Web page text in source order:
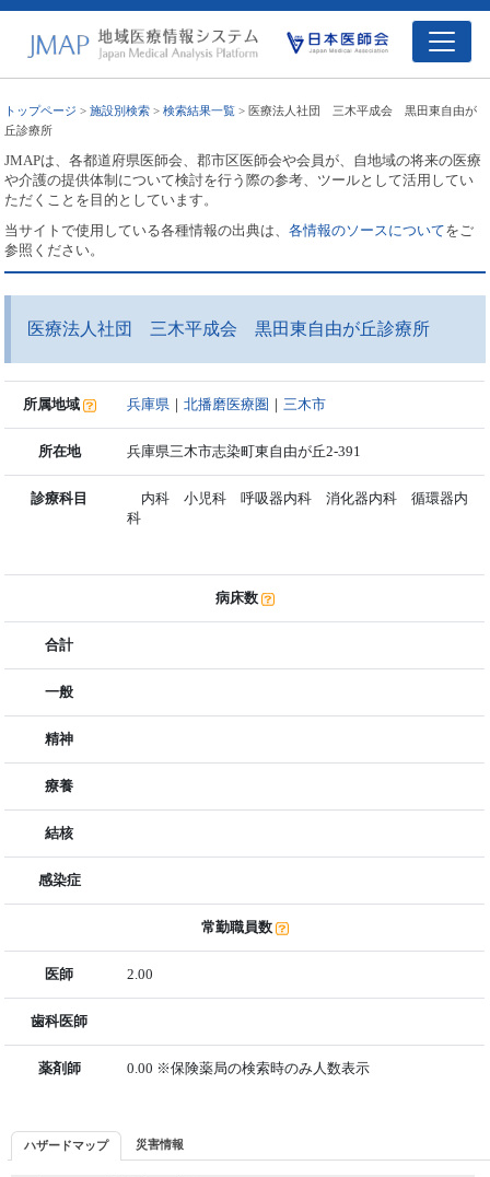
トップページ >施設別検索 >検索結果一覧 > 医療法人社団 三木平成会 黒田東自由が
丘診療所
JMAPは、各都道府県医師会、郡市区医師会や会員が、自地域の将来の医療
や介護の提供体制について検討を行う際の参考、ツールとして活用してい
ただくことを目的としています。
当サイトで使用している各種情報の出典は、各情報のソースについてをご
参照ください。
医療法人社団 三木平成会 黒田東自由が丘診療所
所属地域 兵庫県 ｜北播磨医療圏 ｜ 三木市
所在地 兵庫県三木市志染町東自由が丘2-391
診療科目
内科 小児科 呼吸器内科 消化器内科 循環器内
科
病床数
合計
一般
精神
療養
結核
感染症
常勤職員数
医師 2.00
歯科医師
薬剤師 0.00 ※保険薬局の検索時のみ人数表示
ハザードマップ 災害情報